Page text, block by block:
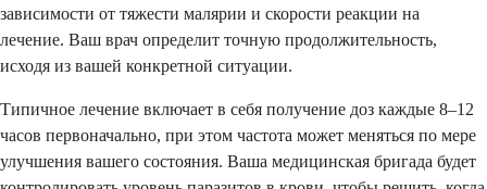
зависимости от тяжести малярии и скорости реакции на
лечение. Ваш врач определит точную продолжительность,
исходя из вашей конкретной ситуации.
Типичное лечение включает в себя получение доз каждые 8–12
часов первоначально, при этом частота может меняться по мере
улучшения вашего состояния. Ваша медицинская бригада будет